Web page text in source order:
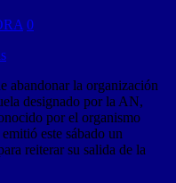
0
abandonar la organización
designado por la AN,
por el organismo
este sábado un
reiterar su salida de la